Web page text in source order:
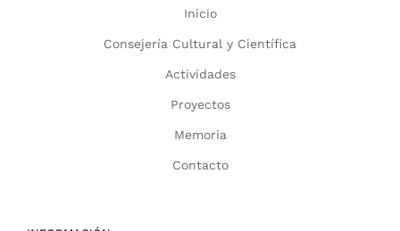
Inicio
Consejería Cultural y Científica
Actividades
Proyectos
Memoria
Contacto